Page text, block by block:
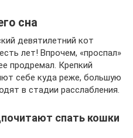
сна
девятилетний кот
лет! Впрочем, «проспал»
продремал. Крепкий
себе куда реже, большую
в стадии расслабления.
спать кошки